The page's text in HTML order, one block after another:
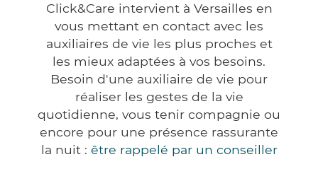
Click&Care intervient à Versailles en
vous mettant en contact avec les
auxiliaires de vie les plus proches et
les mieux adaptées à vos besoins.
Besoin d'une auxiliaire de vie pour
réaliser les gestes de la vie
quotidienne, vous tenir compagnie ou
encore pour une présence rassurante
la nuit : être rappelé par un conseiller